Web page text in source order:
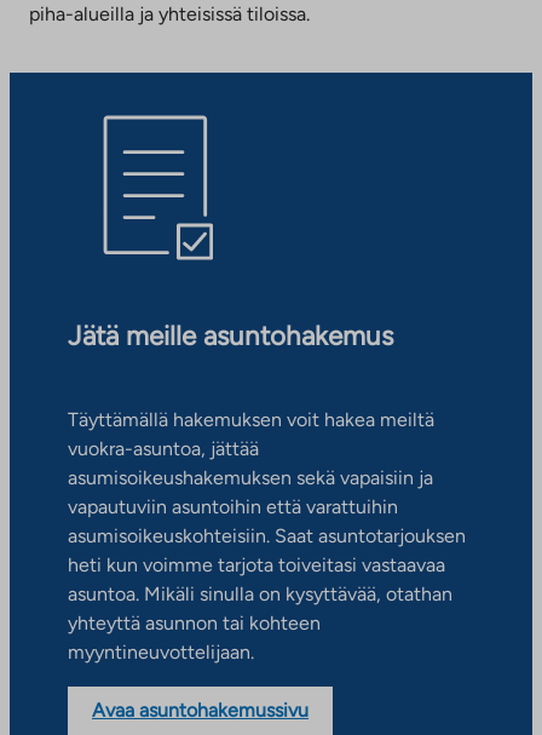
piha-alueilla ja yhteisissä tiloissa.
Jätä meille asuntohakemus
Täyttämällä hakemuksen voit hakea meiltä
vuokra-asuntoa, jättää
asumisoikeushakemuksen sekä vapaisiin ja
vapautuviin asuntoihin että varattuihin
asumisoikeuskohteisiin. Saat asuntotarjouksen
heti kun voimme tarjota toiveitasi vastaavaa
asuntoa. Mikäli sinulla on kysyttävää, otathan
yhteyttä asunnon tai kohteen
myyntineuvottelijaan.
Avaa asuntohakemussivu